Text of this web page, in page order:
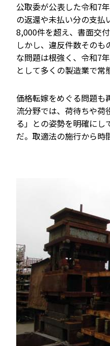
公取委が公表した令和7
の返還や未払い分の支
8,000件を超え、書面交
しかし、違反件数その
な問題は根強く、令和7
として多くの製造業で常
価格転嫁をめぐる問題
流分野では、荷待ちや荷
る」との姿勢を明確に
だ。取適法の施行から時